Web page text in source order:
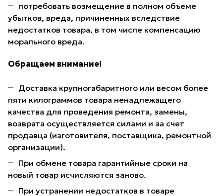
потребовать возмещение в полном объеме
убытков, вреда, причиненных вследствие
недостатков товара, в том числе компенсацию
морального вреда.
Обращаем внимание!
Доставка крупногабаритного или весом более
пяти килограммов товара ненадлежащего
качества для проведения ремонта, замены,
возврата осуществляется силами и за счет
продавца (изготовителя, поставщика, ремонтной
организации).
При обмене товара гарантийные сроки на
новый товар исчисляются заново.
При устранении недостатков в товаре